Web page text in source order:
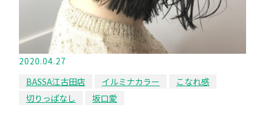
2020.04.27
BASSA江古田店
イルミナカラー
こなれ感
切りっぱなし
坂口愛